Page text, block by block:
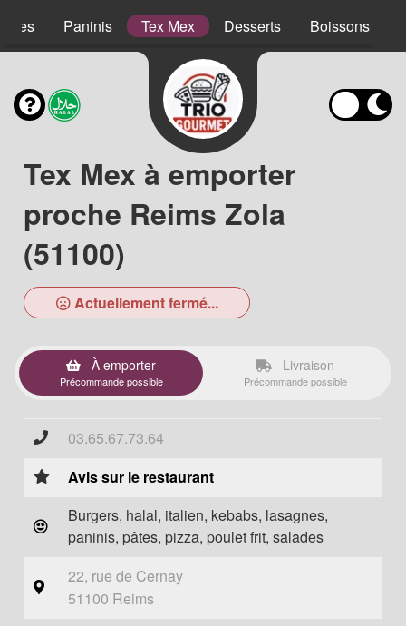
Paninis Tex Mex Desserts Boissons
Tex Mex à emporter
proche Reims Zola
(51100)
Actuellement fermé...
À emporter
Précommande possible
Livraison
Précommande possible
03.65.67.73.64
Avis sur le restaurant
Burgers, halal, italien, kebabs, lasagnes,
paninis, pâtes, pizza, poulet frit, salades
22, rue de Cernay
51100 Reims